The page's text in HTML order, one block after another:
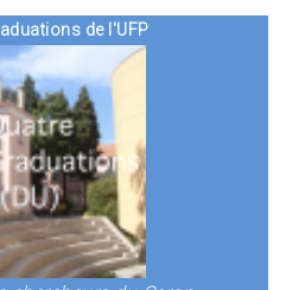
de l'UFP